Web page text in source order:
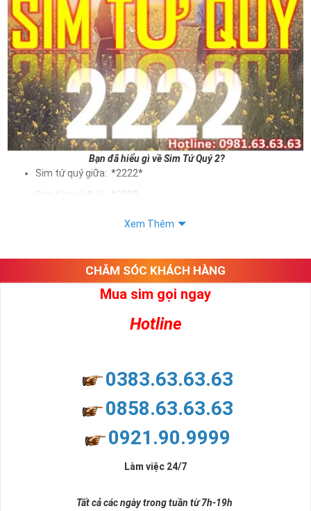
Bạn đã hiểu gì về Sim Tứ Quý 2?
Sim tứ quý giữa: *2222*
Sim tứ quý đuôi: *2222
như sự sắp xếp của các con số trong sim.
Ý nghĩa sim tứ quý 2
nhiều thành công, thăng tiến hơn.
và tính hai mặt. Số 2 thúc giục chúng ta lựa chọn, dựa vào những
đời, nơi bạn phải đưa ra những quyết định quan trọng.
Xem Thêm
CHĂM SÓC KHÁCH HÀNG
Mua sim gọi ngay
Hotline
0383.63.63.63
0858.63.63.63
0921.90.9999
Làm việc 24/7
Tất cả các ngày trong tuần từ 7h-19h